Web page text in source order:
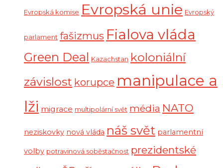
Evropská komise Evropská unie Evropský
parlament fašizmus Fialova vláda
Green Deal Kazachstan koloniální
závislost korupce manipulace a
lži migrace multipolární svět média NATO
neziskovky nová vláda náš svět parlamentní
volby potravinová soběstačnost prezidentské